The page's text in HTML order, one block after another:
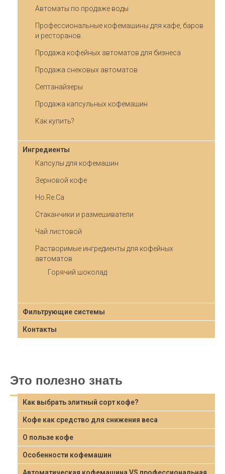
Автоматы по продаже воды
Профессиональные кофемашины для кафе, баров
и ресторанов.
Продажа кофейных автоматов для бизнеса
Продажа снековых автоматов
Септанайзеры
Продажа капсульных кофемашин
Как купить?
Ингредиенты
Капсулы для кофемашин
Зерновой кофе
Ho.Re.Ca
Стаканчики и размешиватели
Чай листовой
Растворимые ингредиенты для кофейных
автоматов
Горячий шоколад
Фильтрующие системы
Контакты
Это полезно знать
Как выбрать элитный сорт кофе?
Кофе как средство для снижения веса
О пользе кофе
Особенности кофемашин
Автоматическая кофемашина VS профессиональная